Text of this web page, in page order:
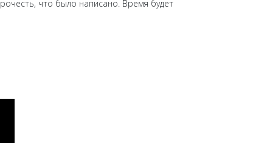
что было написано. Время будет